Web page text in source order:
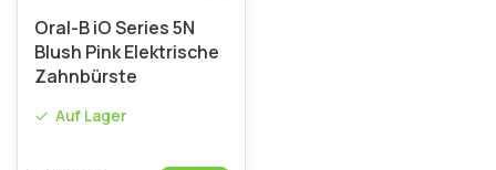
Oral-B iO Series 5N
Blush Pink Elektrische
Zahnbürste
Auf Lager